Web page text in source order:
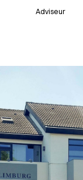
Adviseur